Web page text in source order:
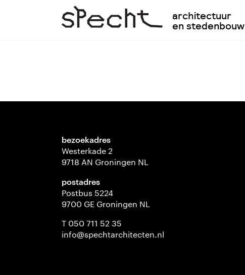
architectuur
en stedenbouw
bezoekadres
Westerkade 2
9718 AN Groningen NL
postadres
Postbus 5224
9700 GE Groningen NL
T 050 711 52 35
info@spechtarchitecten.nl